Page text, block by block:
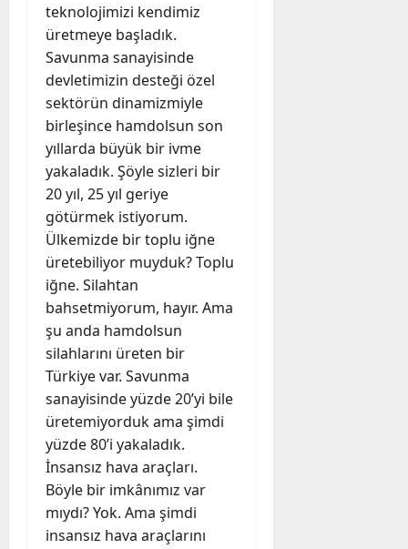
teknolojimizi kendimiz
üretmeye başladık.
Savunma sanayisinde
devletimizin desteği özel
sektörün dinamizmiyle
birleşince hamdolsun son
yıllarda büyük bir ivme
yakaladık. Şöyle sizleri bir
20 yıl, 25 yıl geriye
götürmek istiyorum.
Ülkemizde bir toplu iğne
üretebiliyor muyduk? Toplu
iğne. Silahtan
bahsetmiyorum, hayır. Ama
şu anda hamdolsun
silahlarını üreten bir
Türkiye var. Savunma
sanayisinde yüzde 20’yi bile
üretemiyorduk ama şimdi
yüzde 80’i yakaladık.
İnsansız hava araçları.
Böyle bir imkânımız var
mıydı? Yok. Ama şimdi
insansız hava araçlarını